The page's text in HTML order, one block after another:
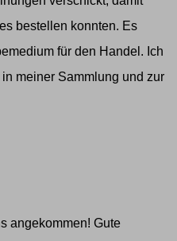
bestellen konnten. Es
für den Handel. Ich
meiner Sammlung und zur
angekommen! Gute